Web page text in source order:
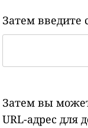
Затем введите
Затем вы
URL-адрес для